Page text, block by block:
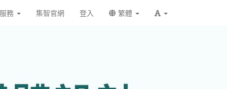
務 集智官網 登入 繁體